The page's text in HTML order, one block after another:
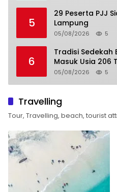
5
29 Peserta PJJ Siap
Lampung
05/08/2026 5
6
Tradisi Sedekah
Masuk Usia 206
05/08/2026 5
Travelling
Tour, Travelling, beach, tourist